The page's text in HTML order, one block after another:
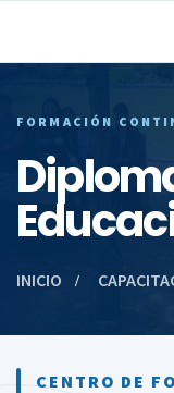
FORMACIÓN
INICIO
CENTRO DE